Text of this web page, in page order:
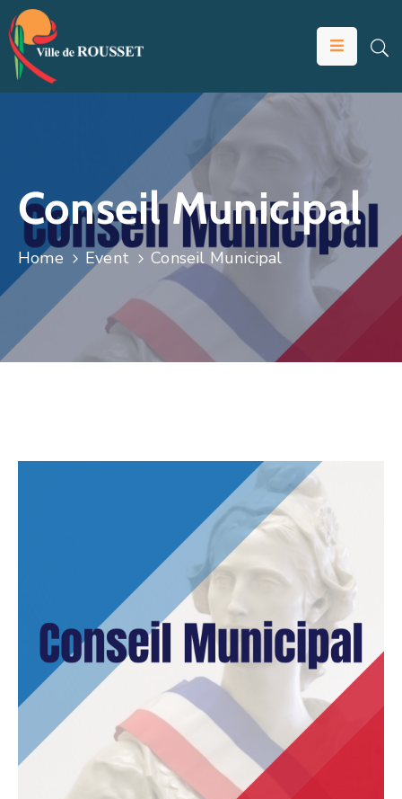
VOTRE
ÉDUCATION
ET
JEUNESSE
SOLIDARITÉS
ÉCONOMIE
Conseil Municipal
Home Event Conseil Municipal